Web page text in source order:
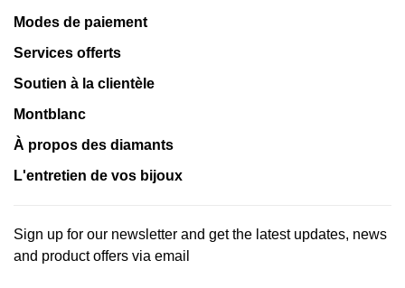
Modes de paiement
Services offerts
Soutien à la clientèle
Montblanc
À propos des diamants
L'entretien de vos bijoux
Sign up for our newsletter and get the latest updates, news
and product offers via email